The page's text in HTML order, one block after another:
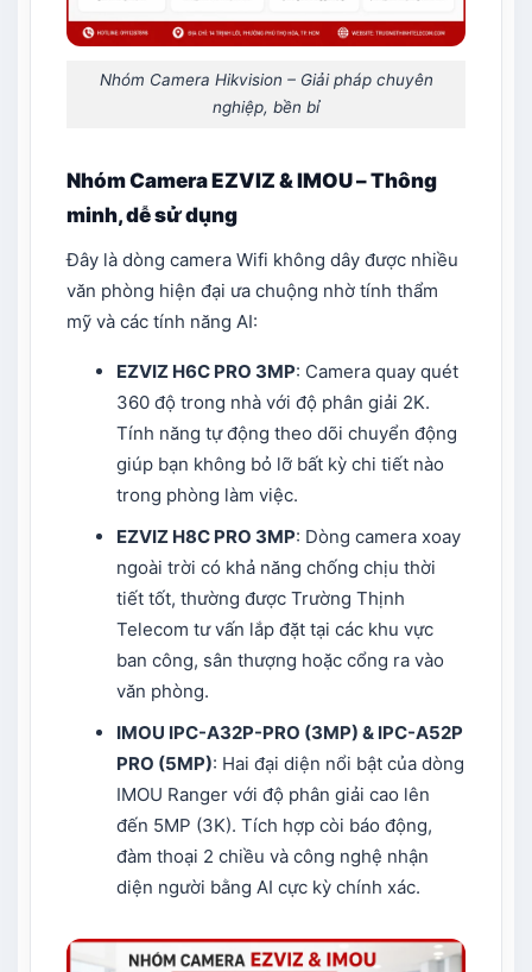
Nhóm Camera Hikvision – Giải pháp chuyên
nghiệp, bền bỉ
Nhóm Camera EZVIZ & IMOU – Thông
minh, dễ sử dụng
Đây là dòng camera Wifi không dây được nhiều
văn phòng hiện đại ưa chuộng nhờ tính thẩm
mỹ và các tính năng AI:
EZVIZ H6C PRO 3MP: Camera quay quét
360 độ trong nhà với độ phân giải 2K.
Tính năng tự động theo dõi chuyển động
giúp bạn không bỏ lỡ bất kỳ chi tiết nào
trong phòng làm việc.
EZVIZ H8C PRO 3MP: Dòng camera xoay
ngoài trời có khả năng chống chịu thời
tiết tốt, thường được Trường Thịnh
Telecom tư vấn lắp đặt tại các khu vực
ban công, sân thượng hoặc cổng ra vào
văn phòng.
IMOU IPC-A32P-PRO (3MP) & IPC-A52P
PRO (5MP): Hai đại diện nổi bật của dòng
IMOU Ranger với độ phân giải cao lên
đến 5MP (3K). Tích hợp còi báo động,
đàm thoại 2 chiều và công nghệ nhận
diện người bằng AI cực kỳ chính xác.